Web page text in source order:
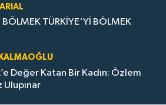
TÜRKİYE'Yİ BÖLMEK
Değer Katan Bir Kadın: Özlem
Ulupınar